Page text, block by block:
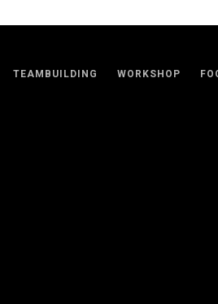
TEAMBUILDING WORKSHOP